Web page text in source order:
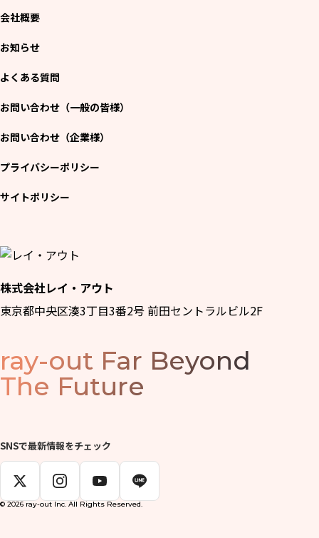
株式会社レイ・アウト
東京都中央区湊3丁目3番2号 前田セントラルビル2F
会社概要
お知らせ
よくある質問
お問い合わせ（一般の皆様）
お問い合わせ（企業様）
プライバシーポリシー
サイトポリシー
ray-out Far Beyond
The Future
SNSで最新情報をチェック
© 2026 ray-out Inc. All Rights Reserved.